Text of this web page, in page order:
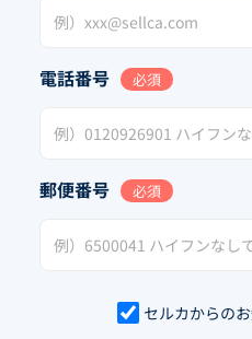
電話番号 必須
郵便番号 必須
セルカからの